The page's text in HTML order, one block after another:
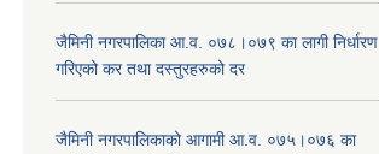
जैमिनी नगरपालिका आ.व. ०७८।०७९ का लागी निर्धारण
गरिएको कर तथा दस्तुरहरुको दर
जैमिनी नगरपालिकाको आगामी आ.व. ०७५।०७६ का